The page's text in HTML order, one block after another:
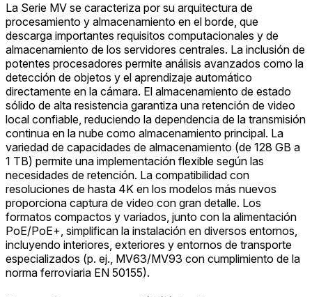
La Serie MV se caracteriza por su arquitectura de
procesamiento y almacenamiento en el borde, que
descarga importantes requisitos computacionales y de
almacenamiento de los servidores centrales. La inclusión de
potentes procesadores permite análisis avanzados como la
detección de objetos y el aprendizaje automático
directamente en la cámara. El almacenamiento de estado
sólido de alta resistencia garantiza una retención de video
local confiable, reduciendo la dependencia de la transmisión
continua en la nube como almacenamiento principal. La
variedad de capacidades de almacenamiento (de 128 GB a
1 TB) permite una implementación flexible según las
necesidades de retención. La compatibilidad con
resoluciones de hasta 4K en los modelos más nuevos
proporciona captura de video con gran detalle. Los
formatos compactos y variados, junto con la alimentación
PoE/PoE+, simplifican la instalación en diversos entornos,
incluyendo interiores, exteriores y entornos de transporte
especializados (p. ej., MV63/MV93 con cumplimiento de la
norma ferroviaria EN 50155).